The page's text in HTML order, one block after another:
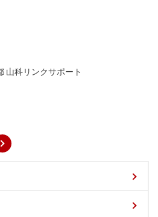
山科リンクサポート